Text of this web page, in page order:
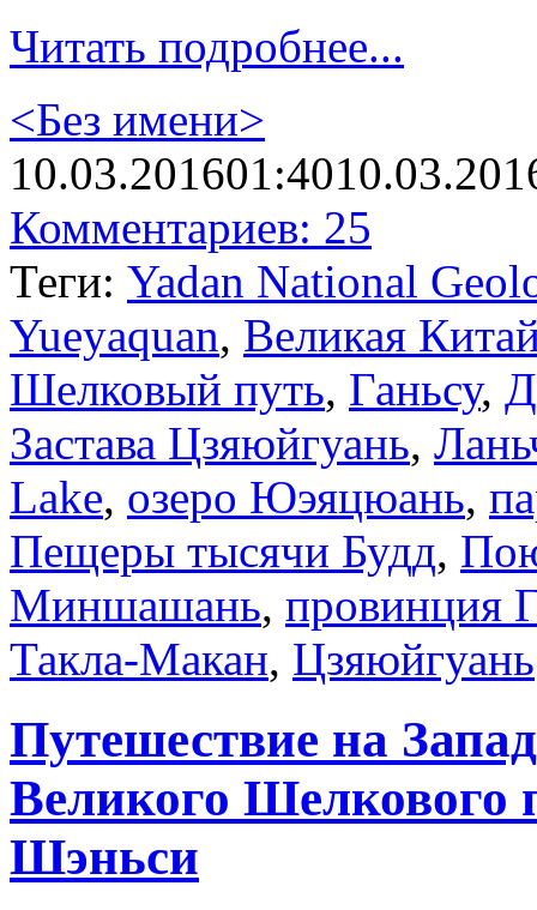
Читать подробнее...
<Без имени>
10.03.201601:40
Комментариев: 25
Теги: Yadan National
Yueyaquan, Великая
Шелковый путь, Ганьсу,
Застава Цзяюйгуань,
Lake, озеро Юэяцюань,
Пещеры тысячи Будд,
Миншашань, провинция
Такла-Макан, Цзяюйгуань
Путешествие на
Великого Шелкового
Шэньси